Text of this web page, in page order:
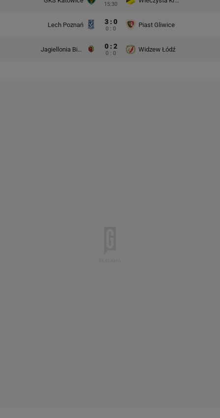
15:30
Lech Poznań 3 : 0
0 : 0
Piast Gliwice
Jagiellonia Białystok 0 : 2
0 : 0
Widzew Łódź